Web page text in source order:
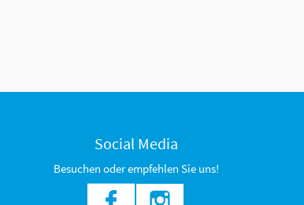
Social Media
Besuchen oder empfehlen Sie uns!